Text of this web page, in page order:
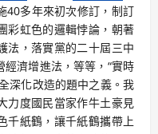
40多年來初次修訂，制訂
彩虹色的邏輯悖論，朝著
法，落實黨的二十屆三中
濟增進法，等等，“實時
深化改造的題中之義。我
力度國民當家作牛土豪見
千紙鶴，讓千紙鶴攜帶上